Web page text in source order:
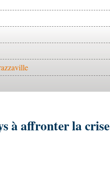
à affronter la crise